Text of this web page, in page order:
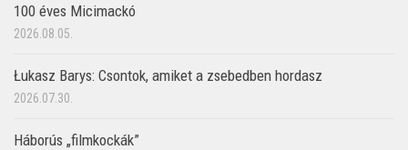
100 éves Micimackó
2026.08.05.
Łukasz Barys: Csontok, amiket a zsebedben hordasz
2026.07.30.
Háborús „filmkockák”